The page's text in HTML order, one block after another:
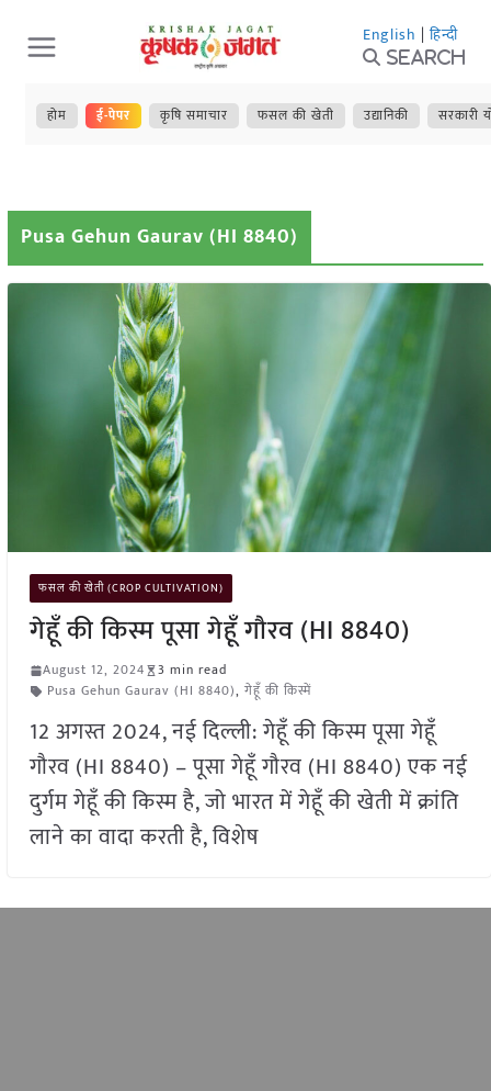
Skip
to
content
English | हिन्दी
Search
होम ई-पेपर कृषि समाचार फसल की खेती उद्यानिकी सरकारी
Pusa Gehun Gaurav (HI 8840)
फसल की खेती (CROP CULTIVATION)
गेहूँ की किस्म पूसा गेहूँ गौरव (HI 8840)
August 12, 2024
3 min read
Pusa Gehun Gaurav (HI 8840), गेहूँ की किस्में
12 अगस्त 2024, नई दिल्ली: गेहूँ की किस्म पूसा गेहूँ
गौरव (HI 8840) – पूसा गेहूँ गौरव (HI 8840) एक नई
दुर्गम गेहूँ की किस्म है, जो भारत में गेहूँ की खेती में क्रांति
लाने का वादा करती है, विशेष